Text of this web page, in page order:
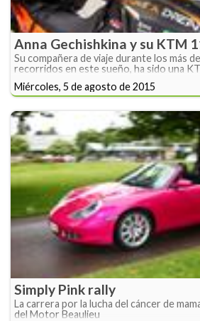
Anna Gechishkina y su KTM
Su compañera de viaje durante los más
recorridos en este sueño, ha sido una
Miércoles, 5 de agosto de 2015
Simply Pink rally
La carrera por la lucha del cáncer de
del Motor Beaulieu